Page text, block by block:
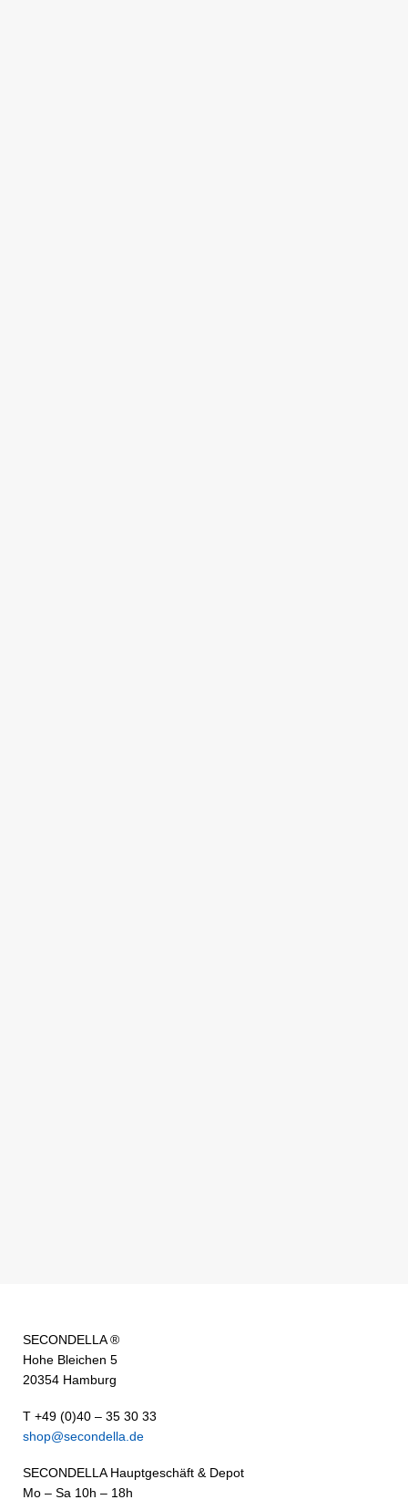
SECONDELLA ®
Hohe Bleichen 5
20354 Hamburg
T +49 (0)40 – 35 30 33
shop@secondella.de
SECONDELLA Hauptgeschäft & Depot
Mo – Sa 10h – 18h